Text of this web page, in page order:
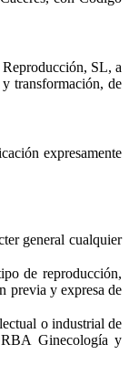
SL, a
transformación, de
expresamente
general cualquier
de reproducción,
previa y expresa de
o industrial de
Ginecología y